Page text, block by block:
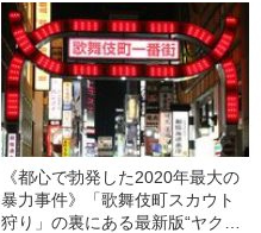
《都心で勃発した2020年最大の
暴力事件》「歌舞伎町スカウト
狩り」の裏にある最新版“ヤクザ